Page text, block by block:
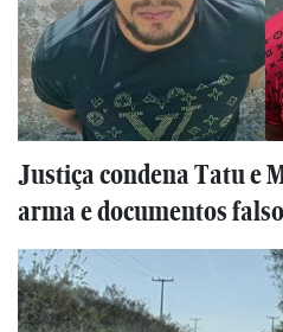
Justiça condena Tatu e
arma e documentos